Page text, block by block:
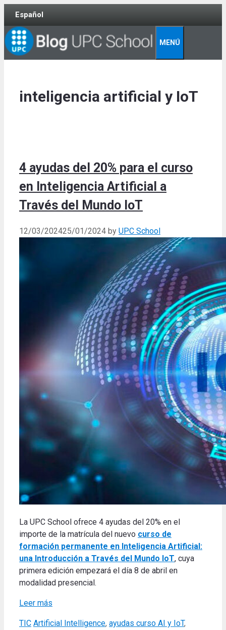
Skip
content
Español
MENÚ
inteligencia artificial y IoT
4 ayudas del 20% para el curso
en Inteligencia Artificial a
Través del Mundo IoT
12/03/202425/01/2024 by UPC School
La UPC School ofrece 4 ayudas del 20% en el
importe de la matrícula del nuevo curso de
formación permanente en Inteligencia Artificial:
una Introducción a Través del Mundo IoT, cuya
primera edición empezará el día 8 de abril en
modalidad presencial.
Leer más
Categories
TIC Tags
Artificial Intelligence, ayudas curso AI y IoT,